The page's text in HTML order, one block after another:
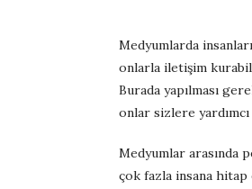
Medyumlarda
onlarla iletişim
Burada yapılması
onlar sizlere
Medyumlar arasında
çok fazla insana hitap